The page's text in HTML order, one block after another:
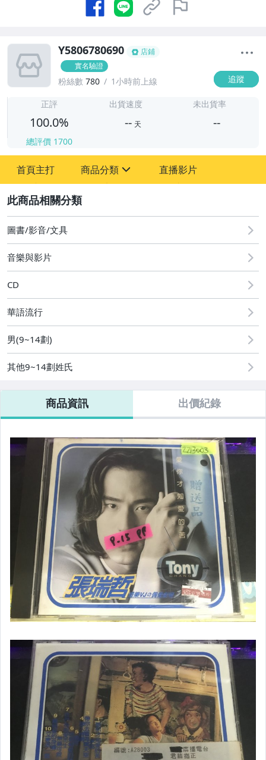
Y5806780690
店鋪
實名驗證
粉絲數 780 1小時前上線 追蹤
正評
100.0%
總評價 1700
出貨速度
-- 天
未出貨率
--
首頁主打 商品分類
其它
直播影片
圖書/影音/文具
音樂與影片
CD
華語流行
男(9~14劃)
其他9~14劃姓氏
商品資訊 出價紀錄